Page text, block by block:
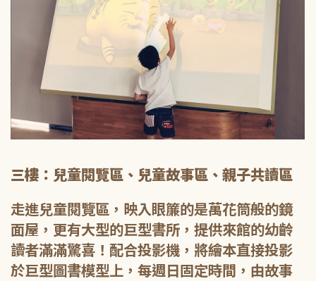
三樓：兒童閱覽區、兒童故事區、親子共讀區
走進兒童閱覽區，映入眼簾的是萬花筒般的鏡
面屋，更有大型的巨型書所，提供來館的幼齡
讀者滿滿驚喜！配合投影機，將繪本直接投影
於巨型圖書模型上，每週日固定時間，由故事